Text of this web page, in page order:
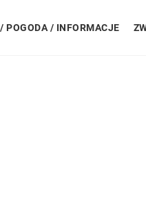
POGODA / INFORMACJE